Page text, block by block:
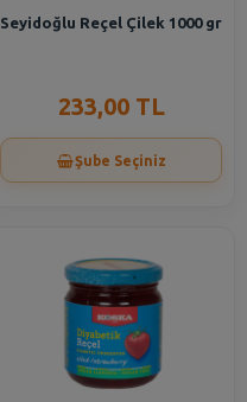
Seyidoğlu Reçel Çilek 1000 gr
233,00 TL
Şube Seçiniz